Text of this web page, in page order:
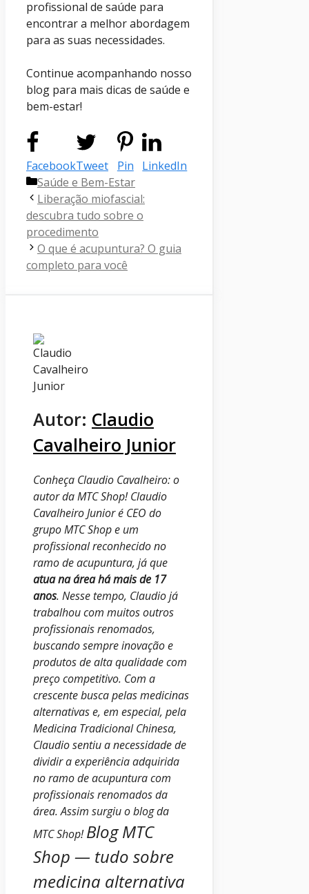
profissional de saúde para
encontrar a melhor abordagem
para as suas necessidades.
Continue acompanhando nosso
blog para mais dicas de saúde e
bem-estar!
FacebookTweet Pin
LinkedIn
Categorias
Saúde e Bem-Estar
Liberação miofascial:
descubra tudo sobre o
procedimento
O que é acupuntura? O guia
completo para você
Autor: Claudio
Cavalheiro Junior
Conheça Claudio Cavalheiro: o
autor da MTC Shop! Claudio
Cavalheiro Junior é CEO do
grupo MTC Shop e um
profissional reconhecido no
ramo de acupuntura, já que
atua na área há mais de 17
anos. Nesse tempo, Claudio já
trabalhou com muitos outros
profissionais renomados,
buscando sempre inovação e
produtos de alta qualidade com
preço competitivo. Com a
crescente busca pelas medicinas
alternativas e, em especial, pela
Medicina Tradicional Chinesa,
Claudio sentiu a necessidade de
dividir a experiência adquirida
no ramo de acupuntura com
profissionais renomados da
área. Assim surgiu o blog da
MTC Shop! Blog MTC
Shop — tudo sobre
medicina alternativa